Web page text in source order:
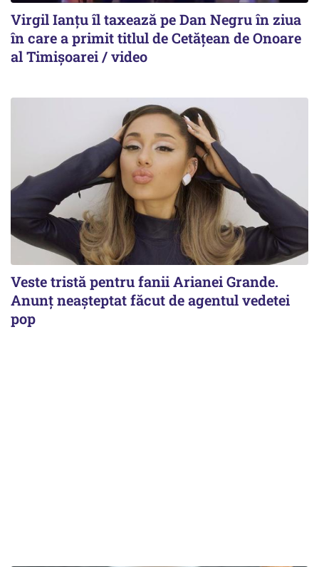
Virgil Ianțu îl taxează pe Dan Negru în ziua
în care a primit titlul de Cetățean de Onoare
al Timișoarei / video
Veste tristă pentru fanii Arianei Grande.
Anunț neașteptat făcut de agentul vedetei
pop